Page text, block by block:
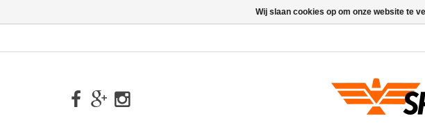
Wij slaan cookies op om onze website te